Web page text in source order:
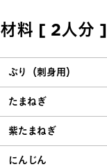
材料 [ 2人分 ]
ぶり（刺身用）
たまねぎ
紫たまねぎ
にんじん